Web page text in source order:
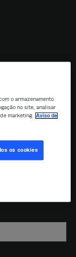
o armazenamento
no site, analisar
marketing. Aviso de
os cookies